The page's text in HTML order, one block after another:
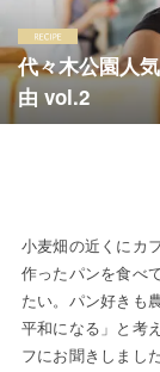
代々木公園人
由 vol.2
小麦畑の近くにカ
作ったパンを食べ
たい。パン好きも
平和になる」と考
フにお聞きしまし